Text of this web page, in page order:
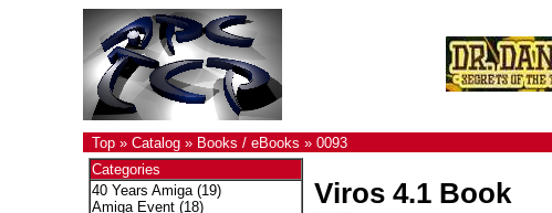
Top» Catalog» Books / eBooks » 0093
Categories
40 Years Amiga(19)
Amiga Event(18)
Viros 4.1 Book